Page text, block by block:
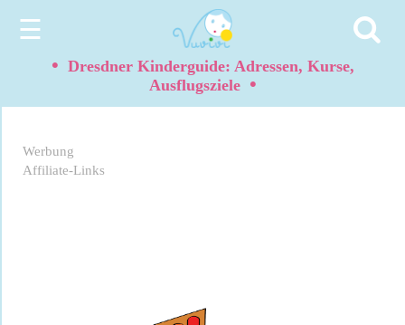
☰
• Dresdner Kinderguide: Adressen, Kurse,
Ausflugsziele •
Werbung
Affiliate-Links